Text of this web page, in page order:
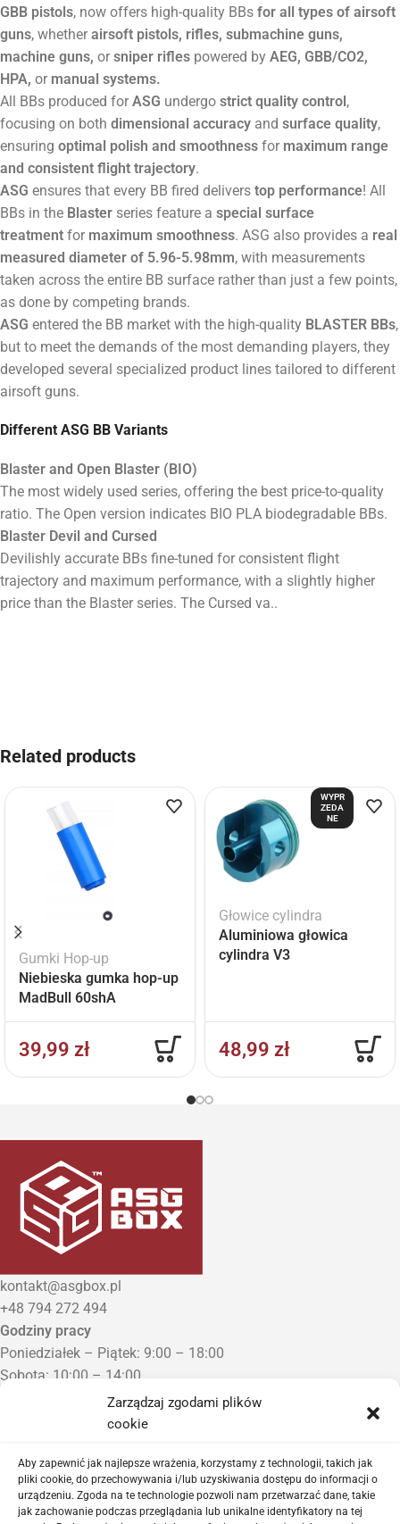
Zarządzaj zgodami plików
cookie
Aby zapewnić jak najlepsze wrażenia, korzystamy z technologii, takich jak
pliki cookie, do przechowywania i/lub uzyskiwania dostępu do informacji o
urządzeniu. Zgoda na te technologie pozwoli nam przetwarzać dane, takie
jak zachowanie podczas przeglądania lub unikalne identyfikatory na tej
GBB pistols, now offers high-quality BBs for all types of airsoft
guns, whether airsoft pistols, rifles, submachine guns,
machine guns, or sniper rifles powered by AEG, GBB/CO2,
HPA, or manual systems.
All BBs produced for ASG undergo strict quality control,
focusing on both dimensional accuracy and surface quality,
ensuring optimal polish and smoothness for maximum range
and consistent flight trajectory.
ASG ensures that every BB fired delivers top performance! All
BBs in the Blaster series feature a special surface
treatment for maximum smoothness. ASG also provides a real
measured diameter of 5.96-5.98mm, with measurements
taken across the entire BB surface rather than just a few points,
as done by competing brands.
ASG entered the BB market with the high-quality BLASTER BBs,
but to meet the demands of the most demanding players, they
developed several specialized product lines tailored to different
airsoft guns.
Different ASG BB Variants
Blaster and Open Blaster (BIO)
The most widely used series, offering the best price-to-quality
ratio. The Open version indicates BIO PLA biodegradable BBs.
Blaster Devil and Cursed
Devilishly accurate BBs fine-tuned for consistent flight
trajectory and maximum performance, with a slightly higher
price than the Blaster series. The Cursed va..
Related products
Gumki Hop-up
Niebieska gumka hop-up
MadBull 60shA
39,99 zł
WYPR
ZEDA
NE
Głowice cylindra
Aluminiowa głowica
cylindra V3
48,99 zł
kontakt@asgbox.pl
+48 794 272 494
Godziny pracy
Poniedziałek – Piątek: 9:00 – 18:00
Sobota: 10:00 – 14:00
Niedziela: Zamknięte
Punkt Odbioru zamówień
Proszę o wcześniejszy kontakt telefoniczny
Sklep airsoftowy i serwis replik ASG